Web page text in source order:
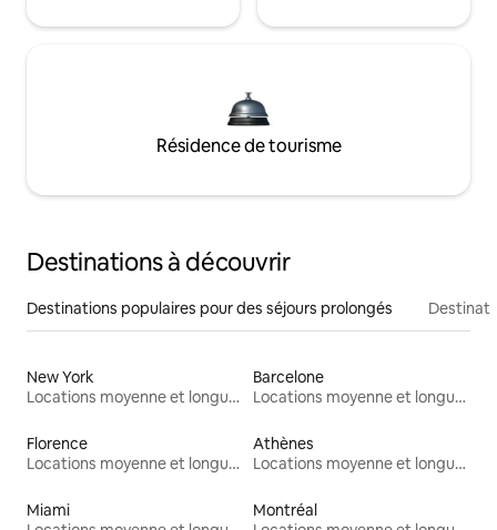
Résidence de tourisme
Destinations à découvrir
Destinations populaires pour des séjours prolongés
New York
Locations moyenne et longue durée
Barcelone
Locations moyenne et longue durée
Florence
Locations moyenne et longue durée
Athènes
Locations moyenne et longue durée
Miami
Montréal